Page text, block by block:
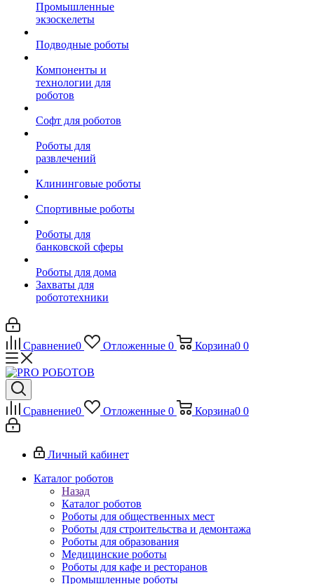
Промышленные
экзоскелеты
Подводные роботы
Компоненты и
технологии для
роботов
Софт для роботов
Роботы для
развлечений
Клининговые роботы
Спортивные роботы
Роботы для
банковской сферы
Роботы для дома
Захваты для
робототехники
Сравнение0 Отложенные 0 Корзина0 0
Сравнение0 Отложенные 0 Корзина0 0
Личный кабинет
Каталог роботов
Назад
Каталог роботов
Роботы для общественных мест
Роботы для строительства и демонтажа
Роботы для образования
Медицинские роботы
Роботы для кафе и ресторанов
Промышленные роботы